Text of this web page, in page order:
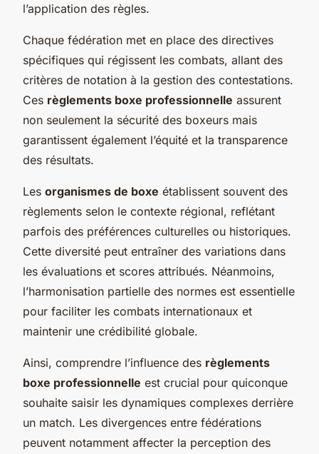
l’application des règles.
Chaque fédération met en place des directives
spécifiques qui régissent les combats, allant des
critères de notation à la gestion des contestations.
Ces règlements boxe professionnelle assurent
non seulement la sécurité des boxeurs mais
garantissent également l’équité et la transparence
des résultats.
Les organismes de boxe établissent souvent des
règlements selon le contexte régional, reflétant
parfois des préférences culturelles ou historiques.
Cette diversité peut entraîner des variations dans
les évaluations et scores attribués. Néanmoins,
l’harmonisation partielle des normes est essentielle
pour faciliter les combats internationaux et
maintenir une crédibilité globale.
Ainsi, comprendre l’influence des règlements
boxe professionnelle est crucial pour quiconque
souhaite saisir les dynamiques complexes derrière
un match. Les divergences entre fédérations
peuvent notamment affecter la perception des